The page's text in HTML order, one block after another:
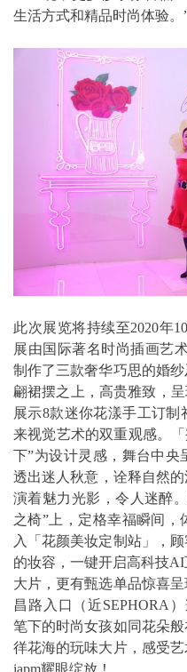
生活方式和精品时尚体验。
此次展览将持续至2020年
展由国际著名时尚插画艺
制作了三款奢华巧思的婚
翩裙摆之上，高贵雅致，
展示8款迷你花漾手工订
来视觉艺术的双重观感。
下”为设计灵感，舞台中
透出迷人秋意，诠释自然
演着魅力光影，令人迷醉
之椅”上，定格幸福瞬间，
入「花颜美妆定制站」，
的妆容，一键开启高科技
大片，更有甄选单品惊喜
昌路入口（近SEPHORA
笔下的时尚女孩如同花朵
徉花海的玩味大片，感受
iapm耀眼绽放！